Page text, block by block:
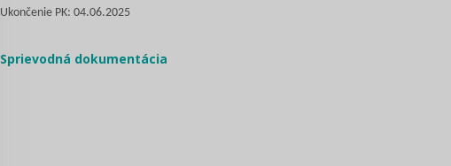
Ukončenie PK: 04.06.2025
Sprievodná dokumentácia